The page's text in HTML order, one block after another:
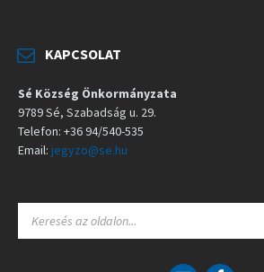
KAPCSOLAT
Sé Község Önkormányzata
9789 Sé, Szabadság u. 29.
Telefon: +36 94/540-535
Email: jegyzo@se.hu
A